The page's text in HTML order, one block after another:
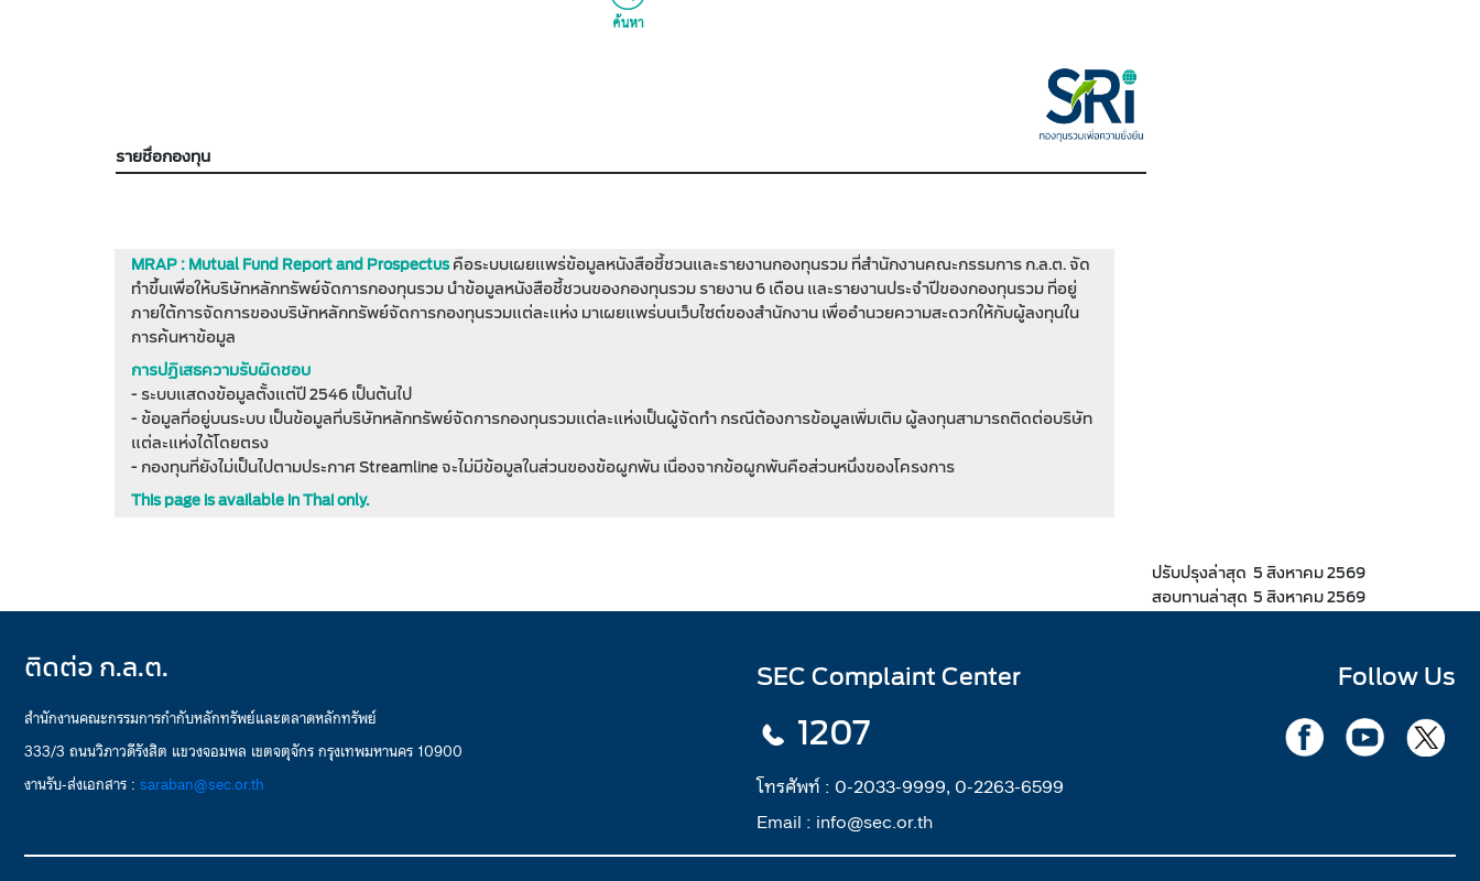
รายชื่อกองทุน
MRAP : Mutual Fund Report and Prospectusคือระบบเผยแพร่ข้อมูลหนังสือชี้ชวนและรายงานกองทุนรวม ที่สำนักงานคณะกรรมการ ก.ล.ต. จัด
ทำขึ้นเพื่อให้บริษัทหลักทรัพย์จัดการกองทุนรวม นำข้อมูลหนังสือชี้ชวนของกองทุนรวม รายงาน 6 เดือน และรายงานประจำปีของกองทุนรวม ที่อยู่
ภายใต้การจัดการของบริษัทหลักทรัพย์จัดการกองทุนรวมแต่ละแห่ง มาเผยแพร่บนเว็บไซต์ของสำนักงาน เพื่ออำนวยความสะดวกให้กับผู้ลงทุนใน
การค้นหาข้อมูล
การปฏิเสธความรับผิดชอบ
- ระบบแสดงข้อมูลตั้งแต่ปี 2546 เป็นต้นไป
- ข้อมูลที่อยู่บนระบบ เป็นข้อมูลที่บริษัทหลักทรัพย์จัดการกองทุนรวมแต่ละแห่งเป็นผู้จัดทำ กรณีต้องการข้อมูลเพิ่มเติม ผู้ลงทุนสามารถติดต่อบริษัท
แต่ละแห่งได้โดยตรง
- กองทุนที่ยังไม่เป็นไปตามประกาศ Streamline จะไม่มีข้อมูลในส่วนของข้อผูกพัน เนื่องจากข้อผูกพันคือส่วนหนึ่งของโครงการ
This page is available in Thai only.
ปรับปรุงล่าสุด 5 สิงหาคม 2569
สอบทานล่าสุด 5 สิงหาคม 2569
ติดต่อ ก.ล.ต.
สำนักงานคณะกรรมการกำกับหลักทรัพย์และตลาดหลักทรัพย์
333/3 ถนนวิภาวดีรังสิต แขวงจอมพล เขตจตุจักร กรุงเทพมหานคร 10900
งานรับ-ส่งเอกสาร : saraban@sec.or.th
SEC Complaint Center
1207
โทรศัพท์ : 0-2033-9999, 0-2263-6599
Email : info@sec.or.th
Follow Us